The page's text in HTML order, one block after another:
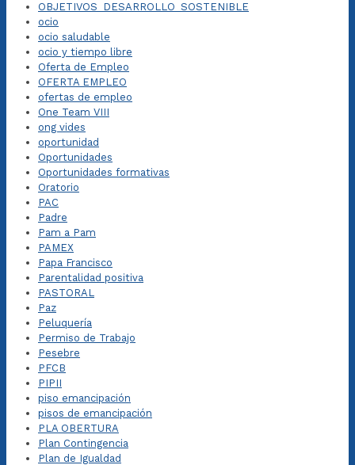
OBJETIVOS_DESARROLLO_SOSTENIBLE
ocio
ocio saludable
ocio y tiempo libre
Oferta de Empleo
OFERTA EMPLEO
ofertas de empleo
One Team VIII
ong vides
oportunidad
Oportunidades
Oportunidades formativas
Oratorio
PAC
Padre
Pam a Pam
PAMEX
Papa Francisco
Parentalidad positiva
PASTORAL
Paz
Peluquería
Permiso de Trabajo
Pesebre
PFCB
PIPII
piso emancipación
pisos de emancipación
PLA OBERTURA
Plan Contingencia
Plan de Igualdad